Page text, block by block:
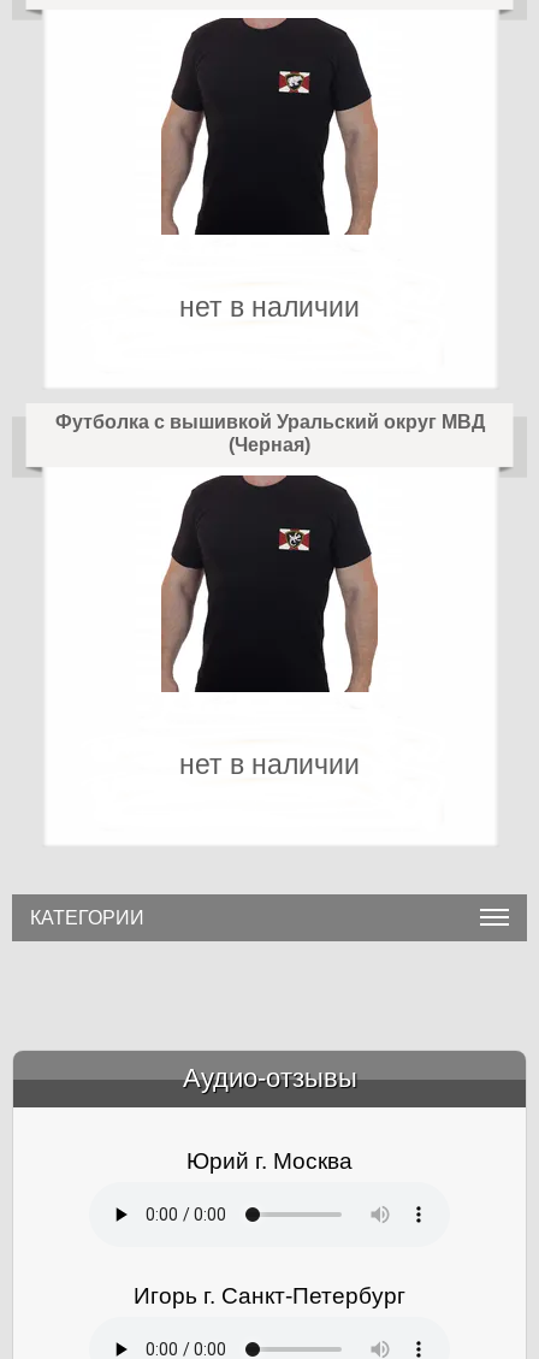
нет в наличии
Футболка с вышивкой Уральский округ МВД
(Черная)
нет в наличии
КАТЕГОРИИ
Аудио-отзывы
Юрий г. Москва
Игорь г. Санкт-Петербург